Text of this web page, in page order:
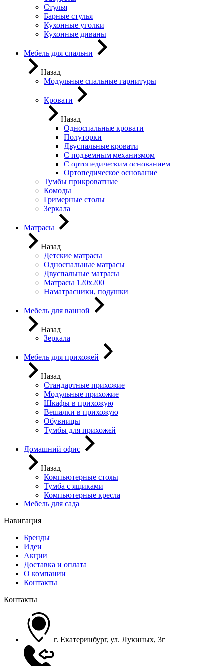
Стулья
Барные стулья
Кухонные уголки
Кухонные диваны
Мебель для спальни
Назад
Модульные спальные гарнитуры
Кровати
Назад
Односпальные кровати
Полуторки
Двуспальные кровати
С подъемным механизмом
С ортопедическим основанием
Ортопедическое основание
Тумбы прикроватные
Комоды
Гримерные столы
Зеркала
Матрасы
Назад
Детские матрасы
Односпальные матрасы
Двуспальные матрасы
Матрасы 120х200
Наматрасники, подушки
Мебель для ванной
Назад
Зеркала
Мебель для прихожей
Назад
Стандартные прихожие
Модульные прихожие
Шкафы в прихожую
Вешалки в прихожую
Обувницы
Тумбы для прихожей
Домашний офис
Назад
Компьютерные столы
Тумба с ящиками
Компьютерные кресла
Мебель для сада
Навигация
Бренды
Идеи
Акции
Доставка и оплата
О компании
Контакты
Контакты
г. Екатеринбург, ул. Лукиных, 3г